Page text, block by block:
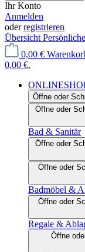
Ihr Konto
Anmelden
oderregistrieren
Übersicht
0,00 €
0,00 €.
Öffne oder
Öffne oder
Bad & Sanitär
Öffne oder
Öffne oder
Badmöbel &
Öffne oder
Regale &
Öffne